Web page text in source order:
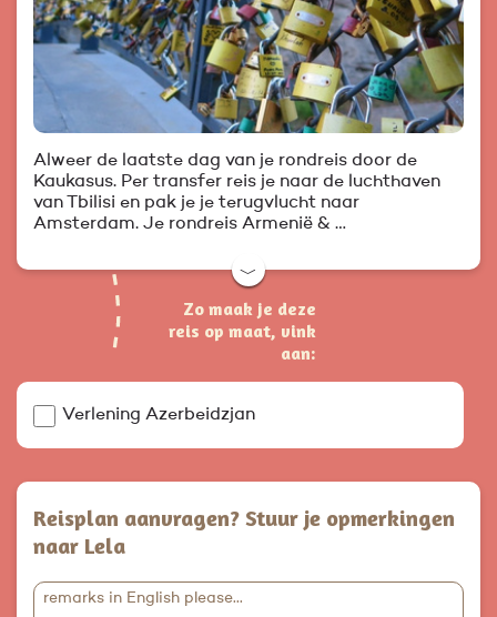
Alweer de laatste dag van je rondreis door de
Kaukasus. Per transfer reis je naar de luchthaven
van Tbilisi en pak je je terugvlucht naar
Amsterdam. Je rondreis Armenië & …
﹀
Zo maak je deze
reis op maat, vink
aan:
Verlening Azerbeidzjan
Reisplan aanvragen? Stuur je opmerkingen
naar Lela